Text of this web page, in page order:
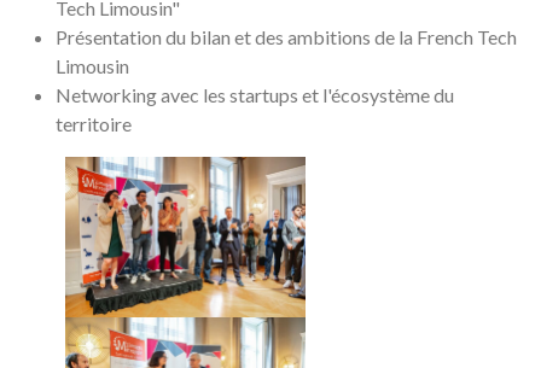
Tech Limousin"
Présentation du bilan et des ambitions de la French Tech
Limousin
Networking avec les startups et l'écosystème du
territoire
Précédente